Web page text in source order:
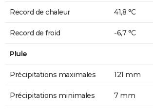
Record de chaleur 41,8 °C
Record de froid -6,7 °C
Pluie
Précipitations maximales 121 mm
Précipitations minimales 7 mm